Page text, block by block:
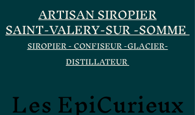
ARTISAN SIROPIER
SAINT-VALERY-SUR -SOMME
SIROPIER - CONFISEUR -GLACIER-
DISTILLATEUR
Les EpiCurieux
Les EpiCurieux